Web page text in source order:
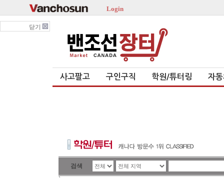
Login
닫기
사고팔고 구인구직 학원/튜터링 자
검색
`